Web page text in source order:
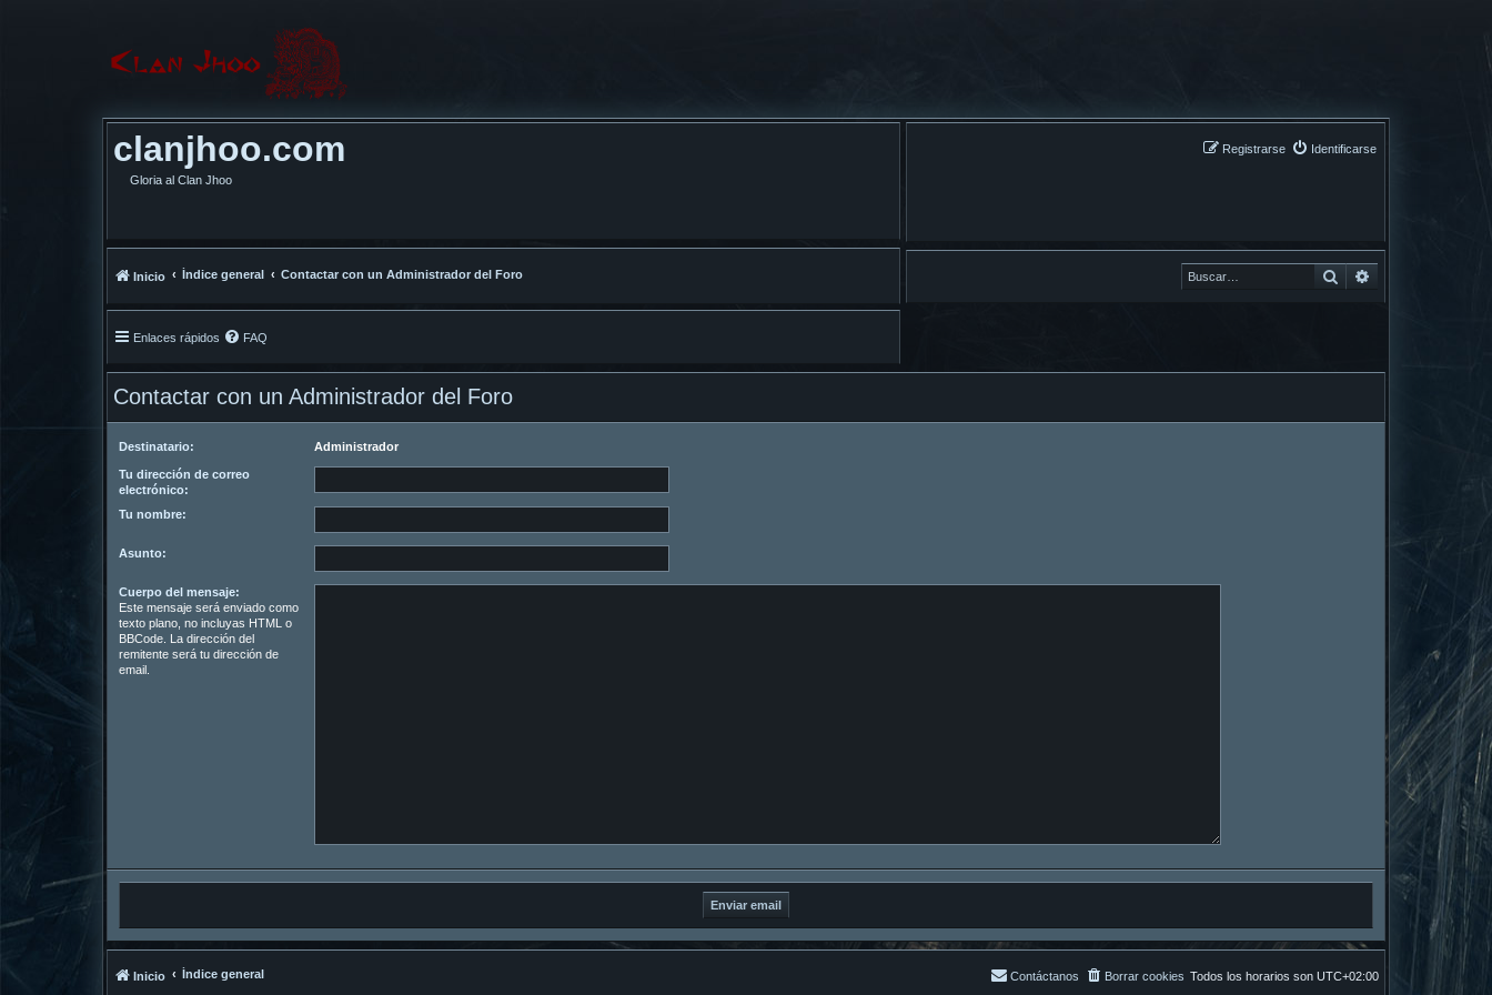
clanjhoo.com
Gloria al Clan Jhoo
Identificarse
Registrarse
Buscar
Inicio Índice general Contactar con un Administrador del Foro
Enlaces rápidos FAQ
Contactar con un Administrador del Foro
Destinatario: Administrador
Tu dirección de correo
electrónico:
Tu nombre:
Asunto:
Cuerpo del mensaje:
Este mensaje será enviado como
texto plano, no incluyas HTML o
BBCode. La dirección del
remitente será tu dirección de
email.
Inicio Índice general Todos los horarios son UTC+02:00
Borrar cookies
Contáctanos